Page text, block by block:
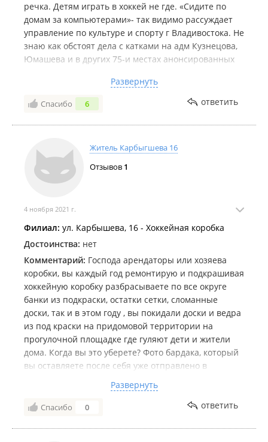
речка. Детям играть в хоккей не где. «Сидите по
домам за компьютерами»- так видимо рассуждает
управление по культуре и спорту г Владивостока. Не
знаю как обстоят дела с катками на адм Кузнецова,
Юмашева и в других 75-и местах анонсированных
лет ехать далековато на каток в парк им Лазо,
например. В шаговой доступности или хотя на
транспорте до 5 остановок ничего нет!!!!
Развернуть
Спасибо 6 ответить
Житель Карбыгшева 16
Отзывов 1
4 ноября 2021 г.
Филиал: ул. Карбышева, 16 - Хоккейная коробка
Достоинства: нет
Комментарий: Господа арендаторы или хозяева
коробки, вы каждый год ремонтирую и подкрашивая
хоккейную коробку разбрасываете по все округе
банки из подкраски, остатки сетки, сломанные
доски, так и в этом году , вы покидали доски и ведра
из под краски на придомовой территории на
прогулочной площадке где гуляют дети и жители
дома. Когда вы это уберете? Фото бардака, который
вы оставляете после себя уже отправлено в
время вы не уберете за собой все , такие фото будут
отправлены по Госуслугам в Москву на контроль
Развернуть
Спасибо 0 ответить